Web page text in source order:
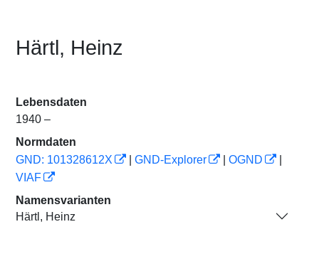
Härtl, Heinz
Lebensdaten
1940 –
Normdaten
GND: 101328612X
GND-Explorer OGND
VIAF
Namensvarianten
Härtl, Heinz